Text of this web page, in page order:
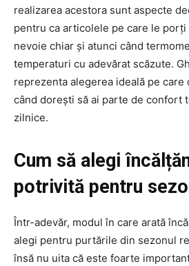
realizarea acestora sunt aspecte
pentru ca articolele pe care le porți
nevoie chiar și atunci când
temperaturi cu adevărat scăzute.
reprezenta alegerea ideală pe care
când dorești să ai parte de confort
zilnice.
Cum să alegi
potrivită pentru
Într-adevăr, modul în care arată
alegi pentru purtările din sezonul
însă nu uita că este foarte